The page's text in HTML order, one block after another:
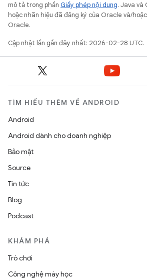
mô tả trong phần Giấy phép nội dung. Java và
hoặc nhãn hiệu đã đăng ký của Oracle và/
Oracle.
Cập nhật lần gần đây nhất: 2026-02-28 UTC.
TÌM HIỂU THÊM VỀ ANDROID
Android
Android dành cho doanh nghiệp
Bảo mật
Source
Tin tức
Blog
Podcast
KHÁM PHÁ
Trò chơi
Công nghệ máy học